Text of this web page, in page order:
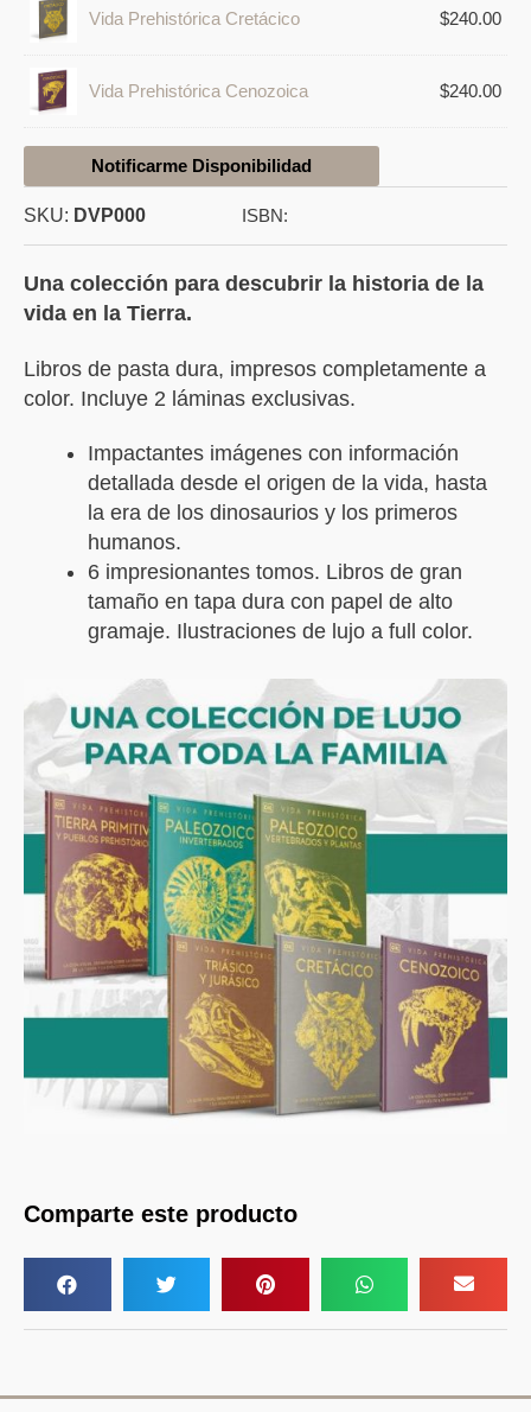
Vida Prehistórica Cretácico $240.00
Vida Prehistórica Cenozoica $240.00
Notificarme Disponibilidad
SKU: DVP000 ISBN:
Una colección para descubrir la historia de la
vida en la Tierra.
Libros de pasta dura, impresos completamente a
color. Incluye 2 láminas exclusivas.
Impactantes imágenes con información
detallada desde el origen de la vida, hasta
la era de los dinosaurios y los primeros
humanos.
6 impresionantes tomos. Libros de gran
tamaño en tapa dura con papel de alto
gramaje. Ilustraciones de lujo a full color.
Comparte este producto